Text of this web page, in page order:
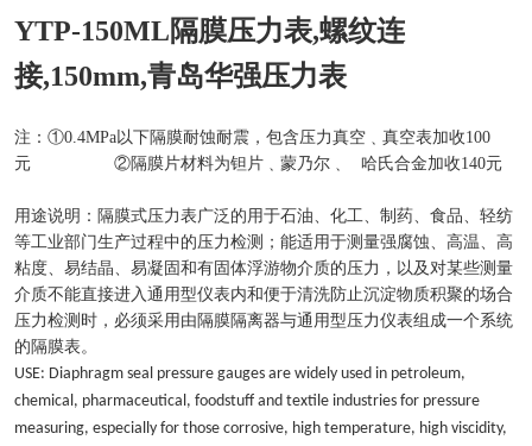
YTP-150ML隔膜压力表,螺纹连
接,150mm,青岛华强压力表
注：①0.4MPa以下隔膜耐蚀耐震，包含压力真空﹑真空表加收100
元 ②隔膜片材料为钽片﹑蒙乃尔﹑ 哈氏合金加收140元
用途说明：隔膜式压力表广泛的用于石油、化工、制药、食品、轻纺
等工业部门生产过程中的压力检测；能适用于测量强腐蚀、高温、高
粘度、易结晶、易凝固和有固体浮游物介质的压力，以及对某些测量
介质不能直接进入通用型仪表内和便于清洗防止沉淀物质积聚的场合
压力检测时，必须采用由隔膜隔离器与通用型压力仪表组成一个系统
的隔膜表。
USE: Diaphragm seal pressure gauges are widely used in petroleum,
chemical, pharmaceutical, foodstuff and textile industries for pressure
measuring, especially for those corrosive, high temperature, high viscidity,